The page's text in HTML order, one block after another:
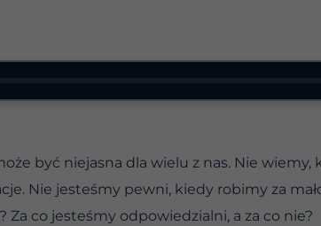
być niejasna dla wielu z nas. Nie wiemy,
Nie jesteśmy pewni, kiedy robimy za
Za co jesteśmy odpowiedzialni, a za co nie?